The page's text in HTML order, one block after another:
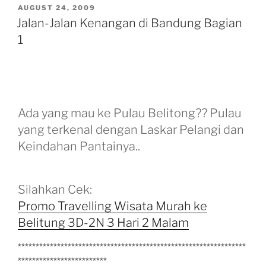
di
Bandung
POSTED
ON
AUGUST 24, 2009
Jalan-Jalan Kenangan di Bandung Bagian
1
Ada yang mau ke Pulau Belitong?? Pulau
yang terkenal dengan Laskar Pelangi dan
Keindahan Pantainya..
Silahkan Cek:
Promo Travelling Wisata Murah ke
Belitung 3D-2N 3 Hari 2 Malam
****************************************************************
*************************